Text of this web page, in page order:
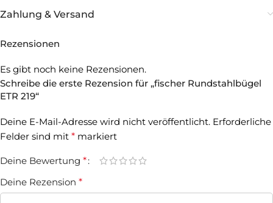
Zahlung & Versand
Rezensionen
Es gibt noch keine Rezensionen.
Schreibe die erste Rezension für „fischer Rundstahlbügel
ETR 219“
Deine E-Mail-Adresse wird nicht veröffentlicht. Erforderliche
Felder sind mit * markiert
Deine Bewertung *
Deine Rezension *